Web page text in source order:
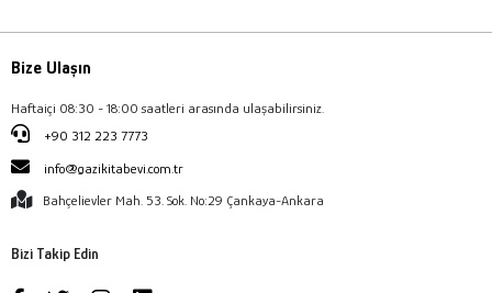
Bize Ulaşın
Haftaiçi 08:30 - 18:00 saatleri arasında ulaşabilirsiniz.
+90 312 223 7773
info@gazikitabevi.com.tr
Bahçelievler Mah. 53. Sok. No:29 Çankaya-Ankara
Bizi Takip Edin